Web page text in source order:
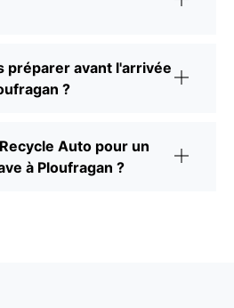
préparer avant l'arrivée
?
Auto pour un
à Ploufragan ?